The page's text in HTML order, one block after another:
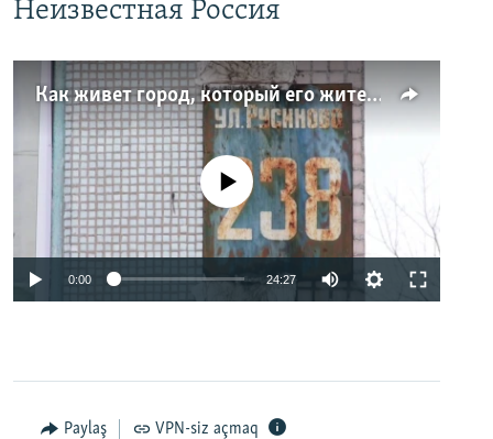
Неизвестная Россия
Как живет город, который его жители никогда не видели. Неизвестная Россия
No media source currently available
0:00 24:27
Paylaş VPN-siz açmaq